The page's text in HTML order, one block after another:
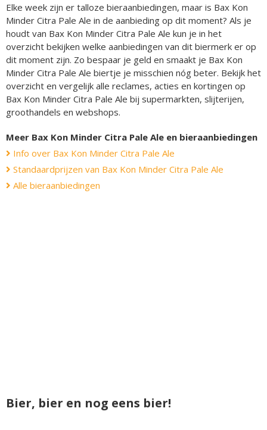
Elke week zijn er talloze bieraanbiedingen, maar is Bax Kon
Minder Citra Pale Ale in de aanbieding op dit moment? Als je
houdt van Bax Kon Minder Citra Pale Ale kun je in het
overzicht bekijken welke aanbiedingen van dit biermerk er op
dit moment zijn. Zo bespaar je geld en smaakt je Bax Kon
Minder Citra Pale Ale biertje je misschien nóg beter. Bekijk het
overzicht en vergelijk alle reclames, acties en kortingen op
Bax Kon Minder Citra Pale Ale bij supermarkten, slijterijen,
groothandels en webshops.
Meer Bax Kon Minder Citra Pale Ale en bieraanbiedingen
Info over Bax Kon Minder Citra Pale Ale
Standaardprijzen van Bax Kon Minder Citra Pale Ale
Alle bieraanbiedingen
Bier, bier en nog eens bier!